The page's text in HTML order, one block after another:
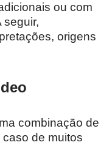
ou com
seguir,
origens
combinação de
de muitos